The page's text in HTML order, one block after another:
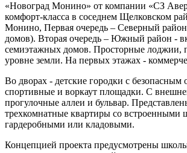
«Новоград Монино» от компании «СЗ
комфорт-класса в соседнем Щелковском
Монино, Первая очередь – Северный
домов). Вторая очередь – Южный район -
семиэтажных домов. Просторные лоджии,
уровне земли. На первых этажах -
Во дворах - детские городки с безопасным
спортивные и воркаут площадки. С
прогулочные аллеи и бульвар.
трехкомнатные квартиры со встроенными
гардеробными или кладовыми.
Концепцией проекта предусмотрены